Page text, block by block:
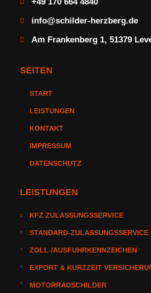
info@schilder-herzberg.de
Am Frankenberg 1, 51379
SEITEN
START
LEISTUNGEN
KONTAKT
IMPRESSUM
DATENSCHUTZ
LEISTUNGEN
KFZ ZULASSUNGSSERVICE
STANDARD-ZULASSUNGSSERVICE
ZOLL-/AUSFUHRKENNZEICHEN
EXPORT & KURZZEIT
MOTORRADSCHILDER